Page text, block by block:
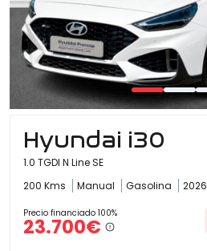
Año
Kilómetros
Combustible
(Elige una o varias opciones)
Hyundai i30
1.0 TGDI N Line SE
200 Kms
Manual Gasolina 2026
Precio financiado 100%
23.700€